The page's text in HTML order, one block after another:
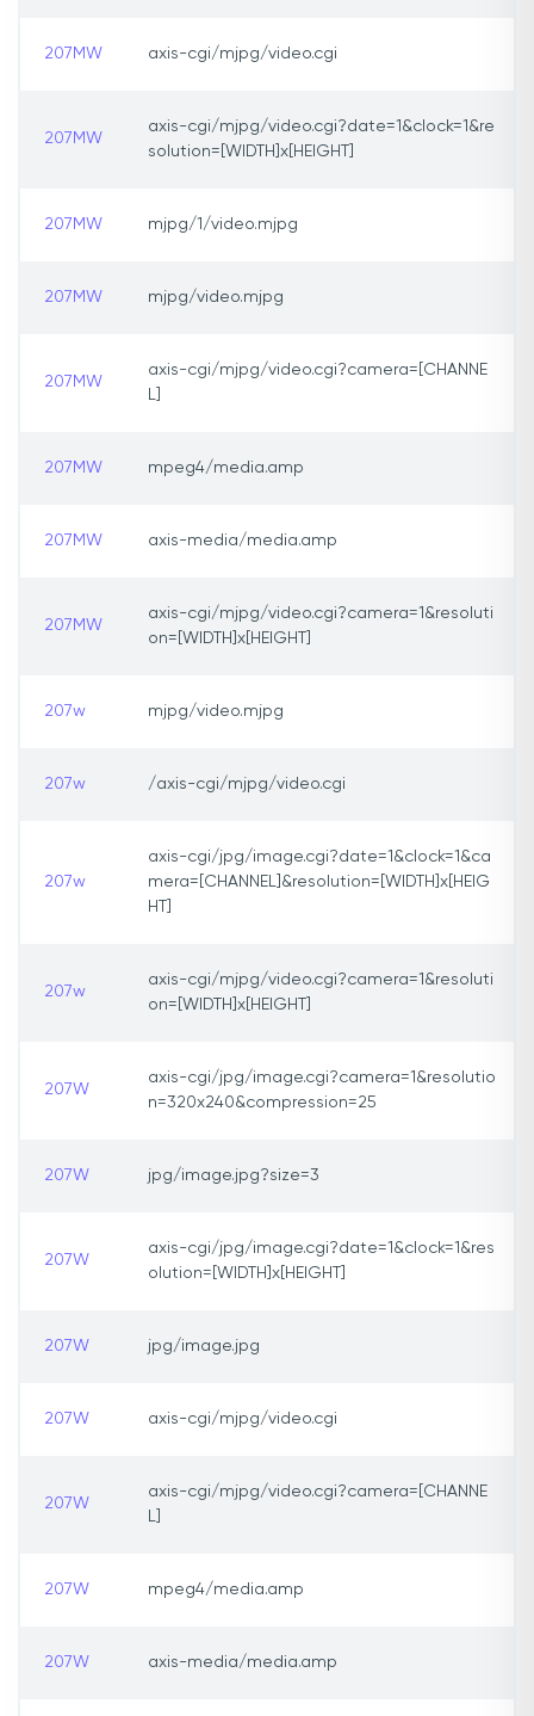
207MW axis-cgi/mjpg/video.cgi
207MW
axis-cgi/mjpg/video.cgi?date=1&clock=1&re
solution=[WIDTH]x[HEIGHT]
207MW mjpg/1/video.mjpg
207MW mjpg/video.mjpg
207MW
axis-cgi/mjpg/video.cgi?camera=[CHANNE
L]
207MW mpeg4/media.amp
207MW axis-media/media.amp
207MW
axis-cgi/mjpg/video.cgi?camera=1&resoluti
on=[WIDTH]x[HEIGHT]
207w mjpg/video.mjpg
207w /axis-cgi/mjpg/video.cgi
207w
axis-cgi/jpg/image.cgi?date=1&clock=1&ca
mera=[CHANNEL]&resolution=[WIDTH]x[HEIG
HT]
207w
axis-cgi/mjpg/video.cgi?camera=1&resoluti
on=[WIDTH]x[HEIGHT]
207W
axis-cgi/jpg/image.cgi?camera=1&resolutio
n=320x240&compression=25
207W jpg/image.jpg?size=3
207W
axis-cgi/jpg/image.cgi?date=1&clock=1&res
olution=[WIDTH]x[HEIGHT]
207W jpg/image.jpg
207W axis-cgi/mjpg/video.cgi
207W
axis-cgi/mjpg/video.cgi?camera=[CHANNE
L]
207W mpeg4/media.amp
207W axis-media/media.amp